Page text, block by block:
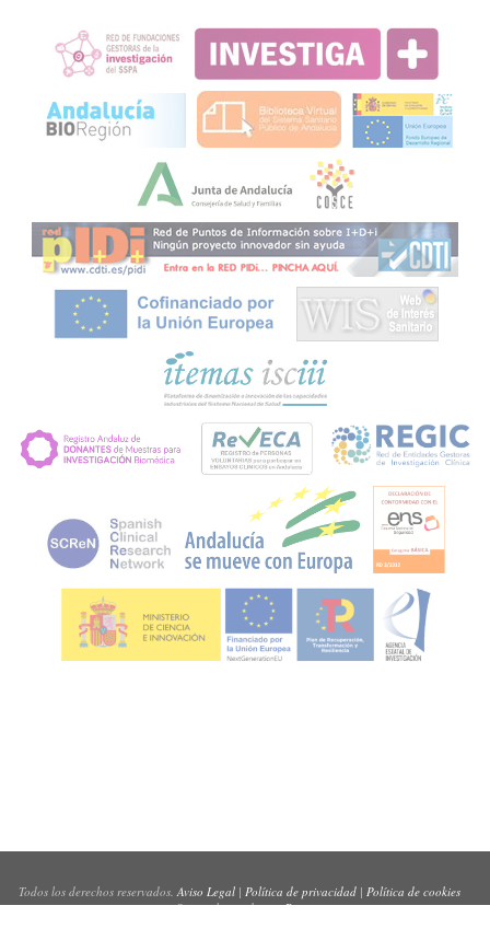
Todos los derechos reservados.Aviso Legal| Política de privacidad| Política de cookies
Sitio web creado porPynso